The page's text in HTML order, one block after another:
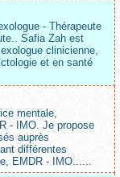
- Thérapeute
Safia Zah est
clinicienne,
et en santé
mentale,
- IMO. Je propose
auprès
différentes
EMDR - IMO......